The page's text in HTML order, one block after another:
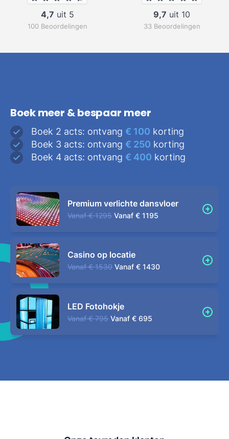
4,7 uit 5
100 Beoordelingen
9,7 uit 10
33 Beoordelingen
Boek meer & bespaar meer
Boek 2 acts: ontvang € 100 korting
Boek 3 acts: ontvang € 250 korting
Boek 4 acts: ontvang € 400 korting
Premium verlichte dansvloer
Vanaf € 1295 Vanaf € 1195
Casino op locatie
Vanaf € 1530 Vanaf € 1430
LED Fotohokje
Vanaf € 795 Vanaf € 695